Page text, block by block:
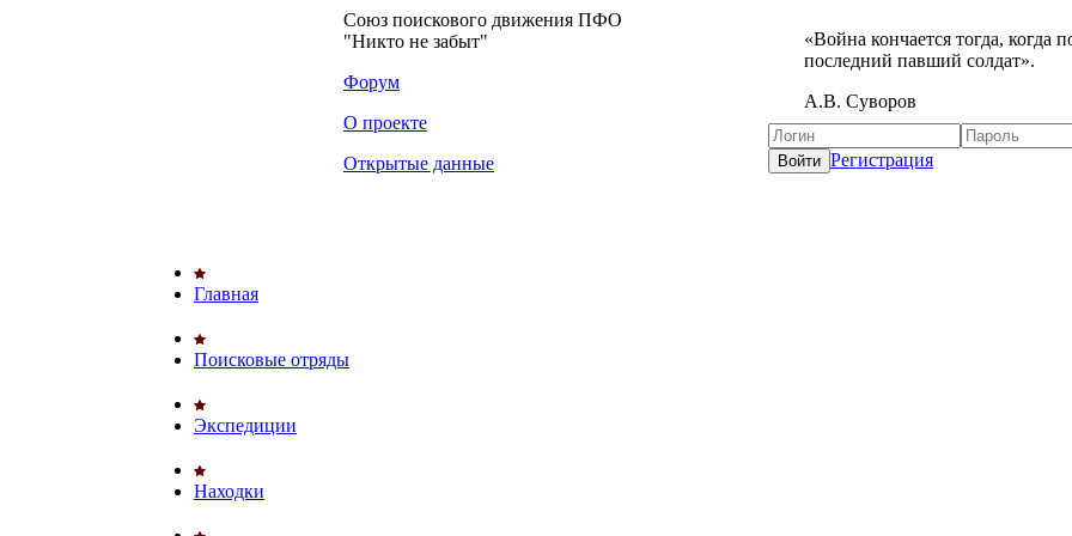
Союз поискового движения ПФО
"Никто не забыт"
Форум
О проекте
Открытые данные
«Война кончается тогда, когда
последний павший солдат».
А.В. Суворов
Регистрация
Главная
Поисковые отряды
Экспедиции
Находки